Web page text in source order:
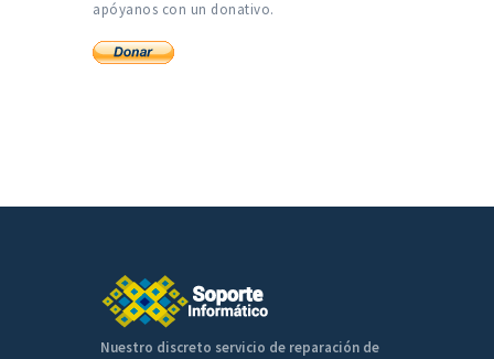
apóyanos con un donativo.
Nuestro discreto servicio de reparación de